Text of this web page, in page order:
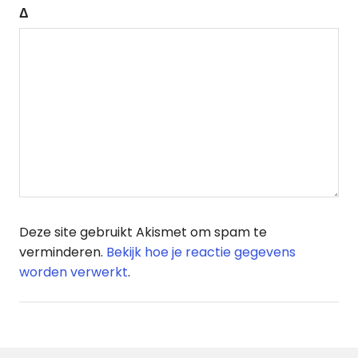
Δ
Deze site gebruikt Akismet om spam te
verminderen. Bekijk hoe je reactie gegevens
worden verwerkt.